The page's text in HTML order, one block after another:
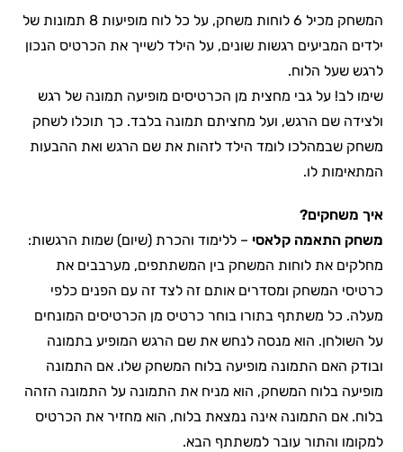
המשחק מכיל 6 לוחות משחק, על כל לוח מופיעות 8 תמונות של
ילדים המביעים רגשות שונים, על הילד לשייך את הכרטיס הנכון
לרגש שעל הלוח.
שימו לב! על גבי מחצית מן הכרטיסים מופיעה תמונה של רגש
ולצידה שם הרגש, ועל מחציתם תמונה בלבד. כך תוכלו לשחק
משחק שבמהלכו לומד הילד לזהות את שם הרגש ואת ההבעות
המתאימות לו.
איך משחקים?
משחק התאמה קלאסי – ללימוד והכרת (שיום) שמות הרגשות:
מחלקים את לוחות המשחק בין המשתתפים, מערבבים את
כרטיסי המשחק ומסדרים אותם זה לצד זה עם הפנים כלפי
מעלה. כל משתתף בתורו בוחר כרטיס מן הכרטיסים המונחים
על השולחן. הוא מנסה לנחש את שם הרגש המופיע בתמונה
ובודק האם התמונה מופיעה בלוח המשחק שלו. אם התמונה
מופיעה בלוח המשחק, הוא מניח את התמונה על התמונה הזהה
בלוח. אם התמונה אינה נמצאת בלוח, הוא מחזיר את הכרטיס
למקומו והתור עובר למשתתף הבא.